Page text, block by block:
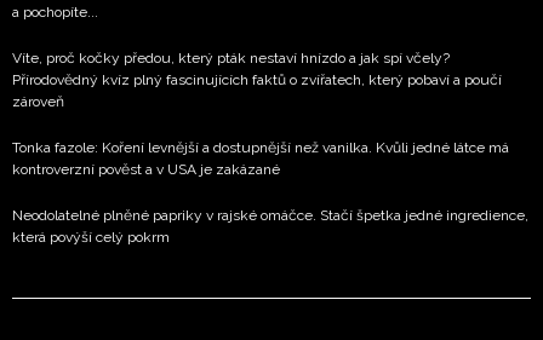
a pochopíte...
Víte, proč kočky předou, který pták nestaví hnízdo a jak spí včely?
Přírodovědný kvíz plný fascinujících faktů o zvířatech, který pobaví a poučí
zároveň
Tonka fazole: Koření levnější a dostupnější než vanilka. Kvůli jedné látce má
kontroverzní pověst a v USA je zakázané
Neodolatelné plněné papriky v rajské omáčce. Stačí špetka jedné ingredience,
která povýší celý pokrm